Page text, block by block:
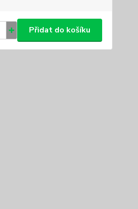
Přidat do košíku